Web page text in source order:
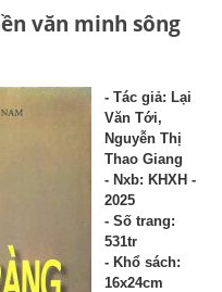
văn minh sông
- Tác giả: Lại
Văn Tới,
Nguyễn Thị
Thao Giang
- Nxb: KHXH -
2025
- Số trang:
531tr
- Khổ sách:
16x24cm